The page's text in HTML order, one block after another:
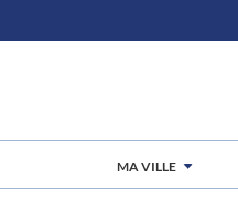
MA VILLE